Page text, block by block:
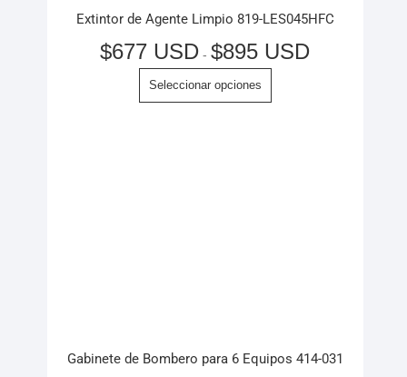
Extintor de Agente Limpio 819-LES045HFC
$677 USD - $895 USD
Seleccionar opciones
Gabinete de Bombero para 6 Equipos 414-031